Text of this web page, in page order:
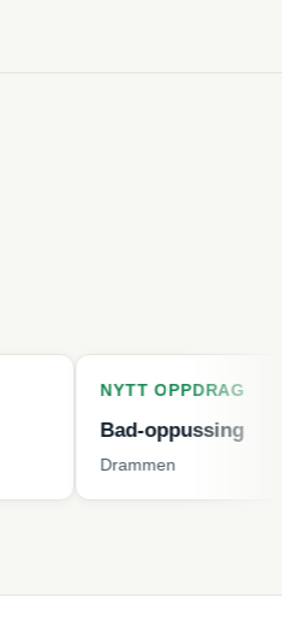
NYTT OPPDRAG
Bad-oppussing